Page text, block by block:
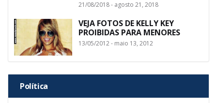
21/08/2018 - agosto 21, 2018
VEJA FOTOS DE KELLY KEY
PROIBIDAS PARA MENORES
13/05/2012 - maio 13, 2012
Política